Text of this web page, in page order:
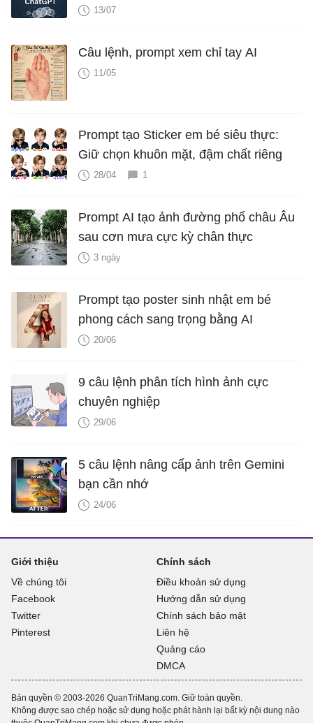
13/07
Câu lệnh, prompt xem chỉ tay AI
11/05
Prompt tạo Sticker em bé siêu thực:
Giữ chọn khuôn mặt, đậm chất riêng
28/04 1
Prompt AI tạo ảnh đường phố châu Âu
sau cơn mưa cực kỳ chân thực
3 ngày
Prompt tạo poster sinh nhật em bé
phong cách sang trọng bằng AI
20/06
9 câu lệnh phân tích hình ảnh cực
chuyên nghiệp
29/06
5 câu lệnh nâng cấp ảnh trên Gemini
bạn cần nhớ
24/06
Giới thiệu
Về chúng tôi
Facebook
Twitter
Pinterest
Chính sách
Điều khoản sử dụng
Hướng dẫn sử dụng
Chính sách bảo mật
Liên hệ
Quảng cáo
DMCA
Bản quyền © 2003-2026 QuanTriMang.com. Giữ toàn quyền.
Không được sao chép hoặc sử dụng hoặc phát hành lại bất kỳ nội dung nào